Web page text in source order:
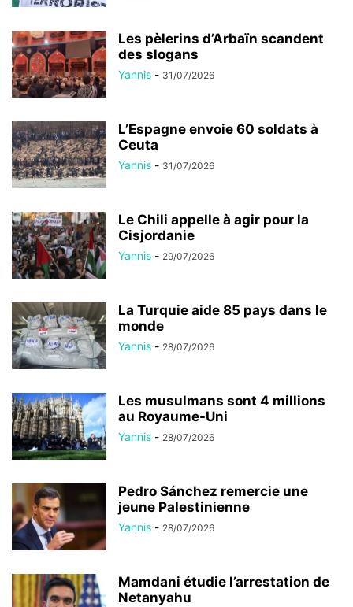
Les pèlerins d’Arbaïn scandent
des slogans
Yannis - 31/07/2026
L’Espagne envoie 60 soldats à
Ceuta
Yannis - 31/07/2026
Le Chili appelle à agir pour la
Cisjordanie
Yannis - 29/07/2026
La Turquie aide 85 pays dans le
monde
Yannis - 28/07/2026
Les musulmans sont 4 millions
au Royaume-Uni
Yannis - 28/07/2026
Pedro Sánchez remercie une
jeune Palestinienne
Yannis - 28/07/2026
Mamdani étudie l’arrestation de
Netanyahu